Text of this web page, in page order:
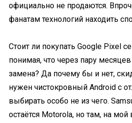
официально не продаются.
фанатам технологий находить
Стоит ли покупать Google Pixel
понимая, что через пару месяцев
замена? Да почему бы и нет,
нужен чистокровный Android с
выбирать особо не из чего.
остаётся Motorola, но там, на мой